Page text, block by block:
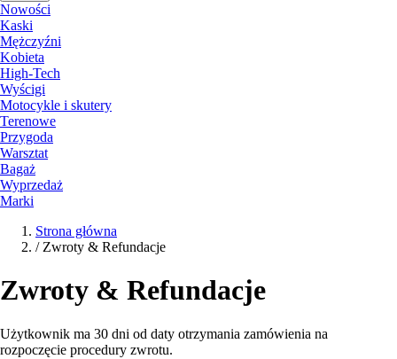
Nowości
Kaski
Mężczyźni
Kobieta
High-Tech
Wyścigi
Motocykle i skutery
Terenowe
Przygoda
Warsztat
Bagaż
Wyprzedaż
Marki
Strona główna
/ Zwroty & Refundacje
Zwroty & Refundacje
Użytkownik ma 30 dni od daty otrzymania zamówienia na
rozpoczęcie procedury zwrotu.